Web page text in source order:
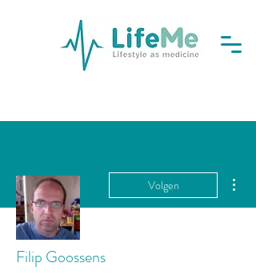
Volgen
Filip Goossens